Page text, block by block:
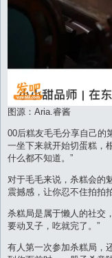
图源：Aria.睿酱
00后糕友毛毛分享自己的
一坐下来就开始切蛋糕，
什么都不知道。”
对于毛毛来说，杀糕会的
震撼感，让你忍不住拍拍
杀糕局是属于懒人的社交
要动叉子，吃就完了。”
有人第一次参加杀糕局，